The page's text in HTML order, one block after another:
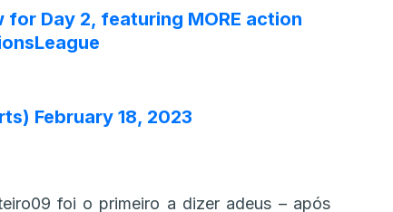
Day 2, featuring MORE action
February 18, 2023
foi o primeiro a dizer adeus – após